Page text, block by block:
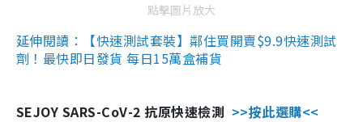
點擊圖片放大
延伸閱讀：【快速測試套裝】鄰住買開賣$9.9快速測試
劑！最快即日發貨 每日15萬盒補貨
SEJOY SARS-CoV-2 抗原快速檢測 >>按此選購<<